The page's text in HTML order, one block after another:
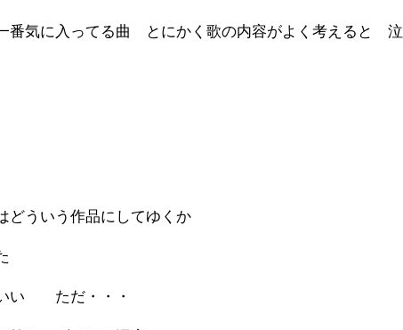
番気に入ってる曲 とにかく歌の内容がよく考えると 泣
ういう作品にしてゆくか
い ただ・・・